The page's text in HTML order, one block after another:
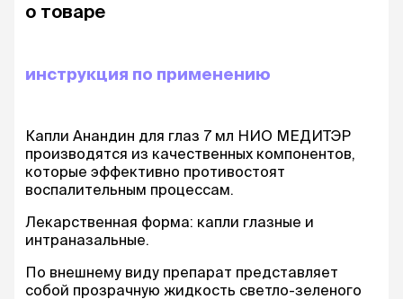
о товаре
инструкция по применению
Капли Анандин для глаз 7 мл НИО МЕДИТЭР
производятся из качественных компонентов,
которые эффективно противостоят
воспалительным процессам.
Лекарственная форма: капли глазные и
интраназальные.
По внешнему виду препарат представляет
собой прозрачную жидкость светло-зеленого